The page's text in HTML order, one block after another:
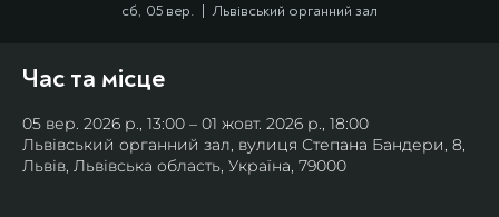
сб, 05 вер.
  |
Львівський органний зал
Час та місце
05 вер. 2026 р., 13:00 – 01 жовт. 2026 р., 18:00
Львівський органний зал, вулиця Степана Бандери, 8,
Львів, Львівська область, Україна, 79000